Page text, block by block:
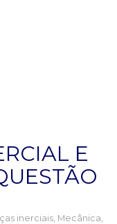
E
inerciais, Mecânica,